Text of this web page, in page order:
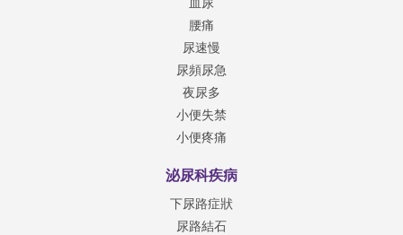
腰痛
尿速慢
尿頻尿急
夜尿多
小便失禁
小便疼痛
泌尿科疾病
下尿路症狀
尿路結石